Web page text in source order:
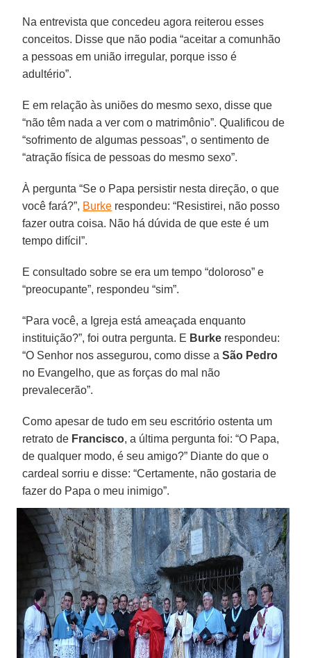
Na entrevista que concedeu agora reiterou esses
conceitos. Disse que não podia “aceitar a comunhão
a pessoas em união irregular, porque isso é
adultério”.
E em relação às uniões do mesmo sexo, disse que
“não têm nada a ver com o matrimônio”. Qualificou de
“sofrimento de algumas pessoas”, o sentimento de
“atração física de pessoas do mesmo sexo”.
À pergunta “Se o Papa persistir nesta direção, o que
você fará?”, Burke respondeu: “Resistirei, não posso
fazer outra coisa. Não há dúvida de que este é um
tempo difícil”.
E consultado sobre se era um tempo “doloroso” e
“preocupante”, respondeu “sim”.
“Para você, a Igreja está ameaçada enquanto
instituição?”, foi outra pergunta. E Burke respondeu:
“O Senhor nos assegurou, como disse aSão Pedro
no Evangelho, que as forças do mal não
prevalecerão”.
Como apesar de tudo em seu escritório ostenta um
retrato de Francisco, a última pergunta foi: “O Papa,
de qualquer modo, é seu amigo?” Diante do que o
cardeal sorriu e disse: “Certamente, não gostaria de
fazer do Papa o meu inimigo”.